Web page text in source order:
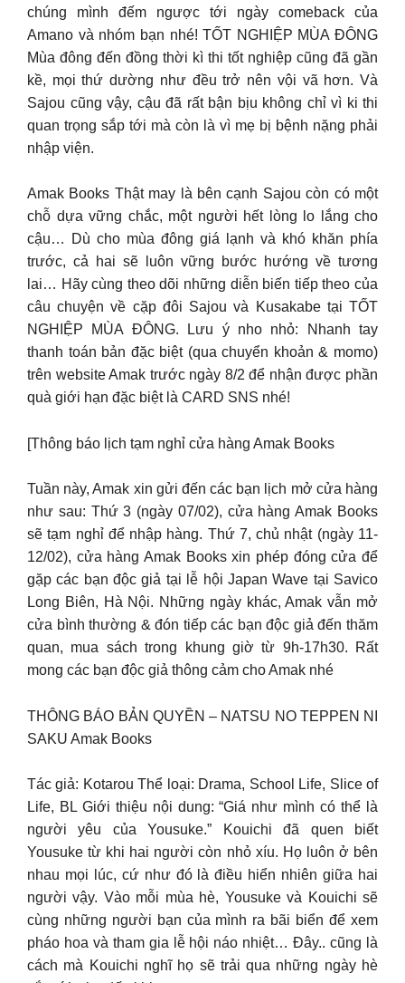
chúng mình đếm ngược tới ngày comeback của
Amano và nhóm bạn nhé! TỐT NGHIỆP MÙA ĐÔNG
Mùa đông đến đồng thời kì thi tốt nghiệp cũng đã gần
kề, mọi thứ dường như đều trở nên vội vã hơn. Và
Sajou cũng vậy, cậu đã rất bận bịu không chỉ vì ki thi
quan trọng sắp tới mà còn là vì mẹ bị bệnh nặng phải
nhập viện.
Amak Books Thật may là bên cạnh Sajou còn có một
chỗ dựa vững chắc, một người hết lòng lo lắng cho
cậu… Dù cho mùa đông giá lạnh và khó khăn phía
trước, cả hai sẽ luôn vững bước hướng về tương
lai… Hãy cùng theo dõi những diễn biến tiếp theo của
câu chuyện về cặp đôi Sajou và Kusakabe tại TỐT
NGHIỆP MÙA ĐÔNG. Lưu ý nho nhỏ: Nhanh tay
thanh toán bản đặc biệt (qua chuyển khoản & momo)
trên website Amak trước ngày 8/2 để nhận được phần
quà giới hạn đặc biệt là CARD SNS nhé!
[Thông báo lịch tạm nghỉ cửa hàng Amak Books
Tuần này, Amak xin gửi đến các bạn lịch mở cửa hàng
như sau: Thứ 3 (ngày 07/02), cửa hàng Amak Books
sẽ tạm nghỉ để nhập hàng. Thứ 7, chủ nhật (ngày 11-
12/02), cửa hàng Amak Books xin phép đóng cửa để
gặp các bạn độc giả tại lễ hội Japan Wave tại Savico
Long Biên, Hà Nội. Những ngày khác, Amak vẫn mở
cửa bình thường & đón tiếp các bạn độc giả đến thăm
quan, mua sách trong khung giờ từ 9h-17h30. Rất
mong các bạn độc giả thông cảm cho Amak nhé
THÔNG BÁO BẢN QUYỀN – NATSU NO TEPPEN NI
SAKU Amak Books
Tác giả: Kotarou Thể loại: Drama, School Life, Slice of
Life, BL Giới thiệu nội dung: “Giá như mình có thể là
người yêu của Yousuke.” Kouichi đã quen biết
Yousuke từ khi hai người còn nhỏ xíu. Họ luôn ở bên
nhau mọi lúc, cứ như đó là điều hiển nhiên giữa hai
người vậy. Vào mỗi mùa hè, Yousuke và Kouichi sẽ
cùng những người bạn của mình ra bãi biển để xem
pháo hoa và tham gia lễ hội náo nhiệt… Đây.. cũng là
cách mà Kouichi nghĩ họ sẽ trải qua những ngày hè